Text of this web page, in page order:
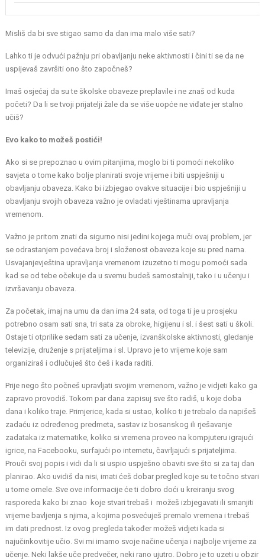
Misliš da bi sve stigao samo da dan ima malo više sati?
Lahko ti je odvući pažnju pri obavljanju neke aktivnosti i čini ti se da ne
uspijevaš završiti ono što započneš?
Imaš osjećaj da su te školske obaveze preplavile i ne znaš od kuda
početi? Da li se tvoji prijatelji žale da se više uopće ne viđate jer stalno
učiš?
Evo kako to možeš postići!
Ako si se prepoznao u ovim pitanjima, moglo bi ti pomoći nekoliko
savjeta o tome kako bolje planirati svoje vrijeme i biti uspješniji u
obavljanju obaveza. Kako bi izbjegao ovakve situacije i bio uspješniji u
obavljanju svojih obaveza važno je ovladati vještinama upravljanja
vremenom.
Važno je pritom znati da sigurno nisi jedini kojega muči ovaj problem, jer
se odrastanjem povećava broj i složenost obaveza koje su pred nama.
Usvajanjevještina upravljanja vremenom izuzetno ti mogu pomoći sada
kad se od tebe očekuje da u svemu budeš samostalniji, tako i u učenju i
izvršavanju obaveza.
Za početak, imaj na umu da dan ima 24 sata, od toga ti je u prosjeku
potrebno osam sati sna, tri sata za obroke, higijenu i sl. i šest sati u školi.
Ostaje ti otprilike sedam sati za učenje, izvanškolske aktivnosti, gledanje
televizije, druženje s prijateljima i sl. Upravo je to vrijeme koje sam
organiziraš i odlučuješ što ćeš i kada raditi.
Prije nego što počneš upravljati svojim vremenom, važno je vidjeti kako ga
zapravo provodiš. Tokom par dana zapisuj sve što radiš, u koje doba
dana i koliko traje. Primjerice, kada si ustao, koliko ti je trebalo da napišeš
zadaću iz određenog predmeta, sastav iz bosanskog ili rješavanje
zadataka iz matematike, koliko si vremena proveo na kompjuteru igrajući
igrice, na Facebooku, surfajući po internetu, čavrljajući s prijateljima.
Prouči svoj popis i vidi da li si uspio uspješno obaviti sve što si za taj dan
planirao. Ako uvidiš da nisi, imati ćeš dobar pregled koje su te točno stvari
u tome omele. Sve ove informacije će ti dobro doći u kreiranju svog
rasporeda kako bi znao koje stvari trebaš i možeš izbjegavati ili smanjiti
vrijeme bavljenja s njima, a kojima posvećuješ premalo vremena i trebaš
im dati prednost. Iz ovog pregleda također možeš vidjeti kada si
najučinkovitije učio. Svi mi imamo svoje načine učenja i najbolje vrijeme za
učenje. Neki lakše uče predvečer, neki rano ujutro. Dobro je to uzeti u obzir